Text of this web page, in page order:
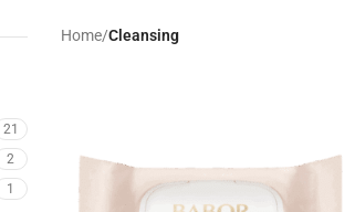
21
2
1
Home/Cleansing